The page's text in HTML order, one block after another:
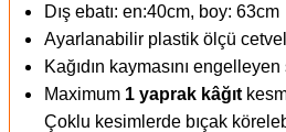
Dış ebatı: en:40cm, boy: 63cm
Ayarlanabilir plastik ölçü
Kağıdın kaymasını
Maximum 1 yaprak kâğıt
Çoklu kesimlerde bıçak